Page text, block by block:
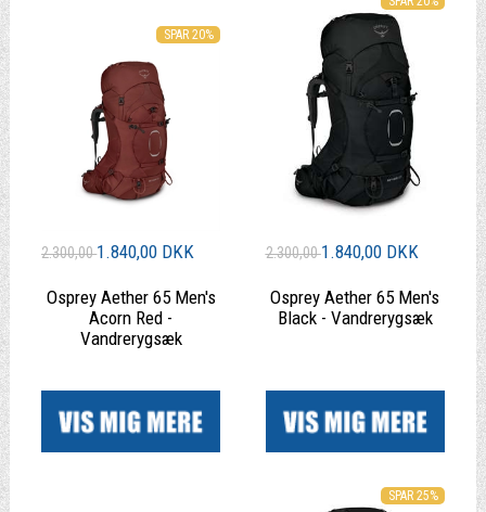
SPAR 20%
2.300,001.840,00 DKK
Osprey Aether 65 Men's
Acorn Red -
Vandrerygsæk
2.300,001.840,00 DKK
Osprey Aether 65 Men's
Black - Vandrerygsæk
SPAR 25%